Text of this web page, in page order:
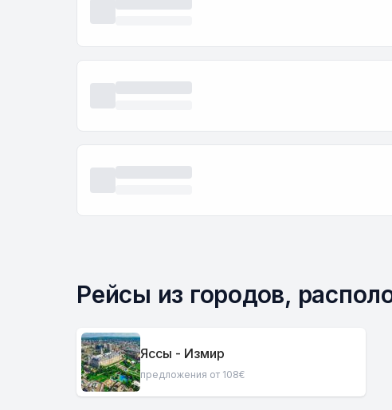
Рейсы из городов,
Яссы - Измир
предложения от 108€